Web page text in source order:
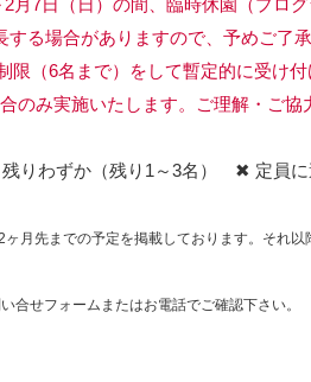
合がありますので、予めご了承
名まで）をして暫定的に受け付
実施いたします。ご理解・ご協力
わずか（残り1～3名） ✖ 定員に
先までの予定を掲載しております。それ以
せフォームまたはお電話でご確認下さい。